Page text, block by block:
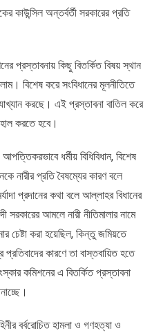
কাউন্সিল অন্তর্বর্তী সরকারের প্রতি
প্রস্তাবনায় কিছু বিতর্কিত বিষয় স্থান
বিশেষ করে সংবিধানের মূলনীতিতে
করছে। এই প্রস্তাবনা বাতিল করে
করতে হবে।
ধর্মীয় বিধিবিধান, বিশেষ
নারীর প্রতি বৈষম্যের কারণ বলে
প্রদানের কথা বলে আল্লাহর বিধানের
সরকারের আমলে নারী নীতিমালার নামে
চেষ্টা করা হয়েছিল, কিন্তু জমিয়তে
কারণে তা বাস্তবায়িত হতে
কমিশনের এ বিতর্কিত প্রস্তাবনা
বর্বরোচিত হামলা ও গণহত্যা ও